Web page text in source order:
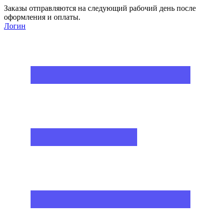
Заказы отправляются на следующий рабочий день после
оформления и оплаты.
Логин